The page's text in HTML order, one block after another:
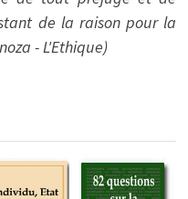
de la raison pour la
- L'Ethique)